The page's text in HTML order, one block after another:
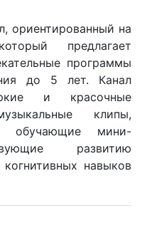
ориентированный на
предлагает
программы
до 5 лет. Канал
и красочные
клипы,
обучающие мини-
развитию
навыков